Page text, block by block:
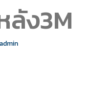
ง3M
admin